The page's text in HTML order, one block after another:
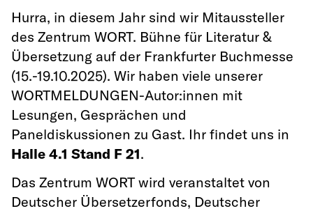
Hurra, in diesem Jahr sind wir Mitaussteller
des Zentrum WORT. Bühne für Literatur &
Übersetzung auf der Frankfurter Buchmesse
(15.-19.10.2025). Wir haben viele unserer
WORTMELDUNGEN-Autor:innen mit
Lesungen, Gesprächen und
Paneldiskussionen zu Gast. Ihr findet uns in
Halle 4.1 Stand F 21.
Das Zentrum WORT wird veranstaltet von
Deutscher Übersetzerfonds, Deutscher